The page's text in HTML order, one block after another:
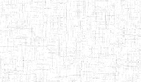
20/08/2013 ENIEG